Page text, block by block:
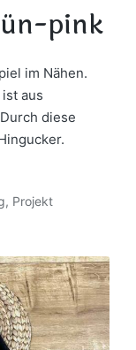
pink
im Nähen.
aus
diese
, Projekt